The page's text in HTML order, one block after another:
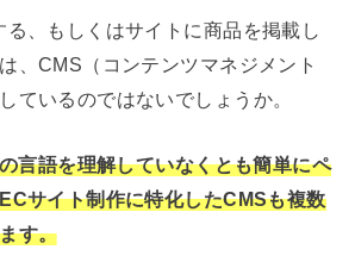
、もしくはサイトに商品を掲載し
、CMS（コンテンツマネジメント
ているのではないでしょうか。
言語を理解していなくとも簡単にペ
サイト制作に特化したCMSも複数
す。